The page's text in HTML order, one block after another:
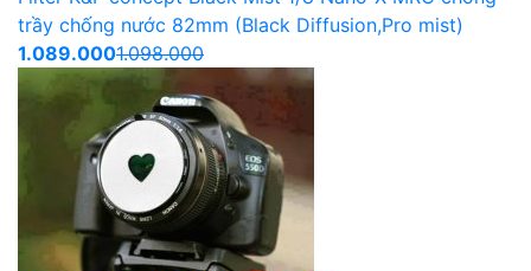
trầy chống nước 82mm (Black Diffusion,Pro mist)
1.089.0001.098.000